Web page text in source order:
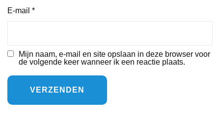
E-mail *
Mijn naam, e-mail en site opslaan in deze browser voor
de volgende keer wanneer ik een reactie plaats.